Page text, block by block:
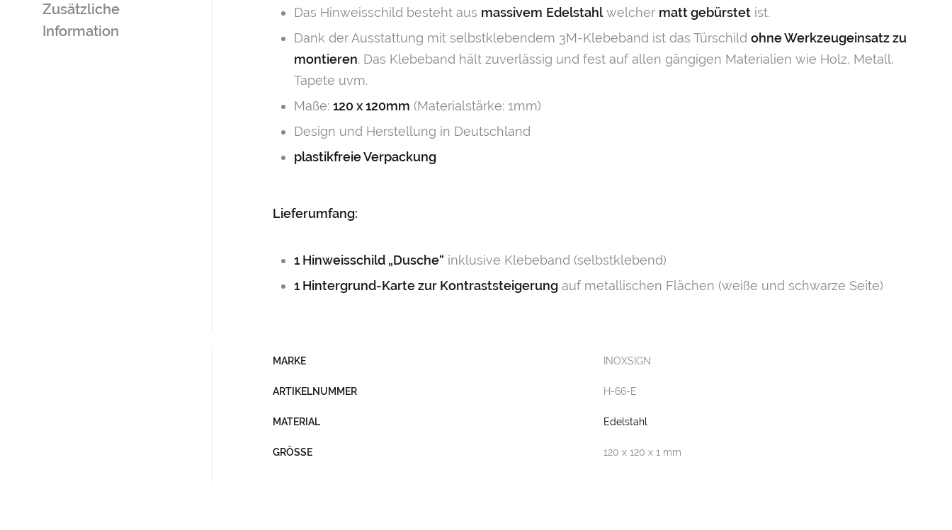
Zusätzliche
Information
Das Hinweisschild besteht aus massivem Edelstahlwelcher matt gebürstet ist.
Dank der Ausstattung mit selbstklebendem 3M-Klebeband ist das Türschild ohne Werkzeugeinsatz zu
montieren. Das Klebeband hält zuverlässig und fest auf allen gängigen Materialien wie Holz, Metall,
Tapete uvm.
Maße: 120 x 120mm (Materialstärke: 1mm)
Design und Herstellung in Deutschland
plastikfreie Verpackung
Lieferumfang:
1 Hinweisschild „Dusche“ inklusive Klebeband (selbstklebend)
1 Hintergrund-Karte zur Kontraststeigerung auf metallischen Flächen (weiße und schwarze Seite)
MARKE INOXSIGN
ARTIKELNUMMER H-66-E
MATERIAL Edelstahl
GRÖSSE 120 x 120 x 1 mm